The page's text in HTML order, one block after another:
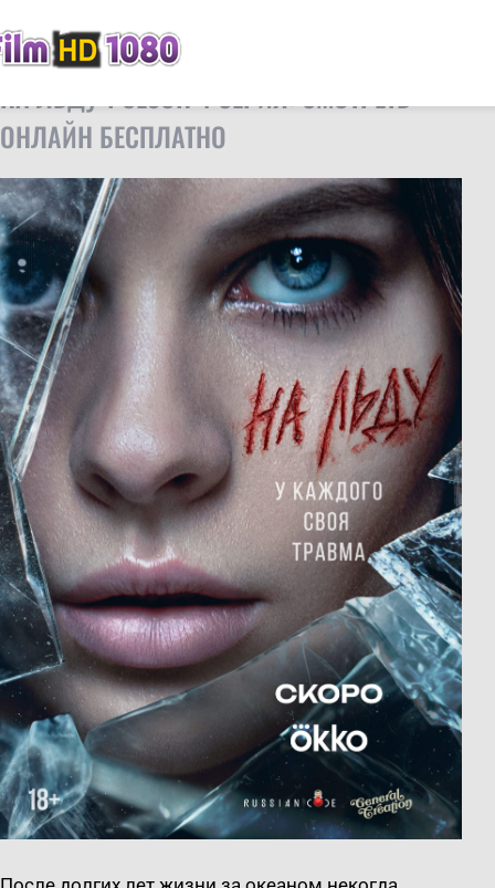
НА ЛЬДУ 1 СЕЗОН 4 СЕРИЯ: СМОТРЕТЬ
ОНЛАЙН БЕСПЛАТНО